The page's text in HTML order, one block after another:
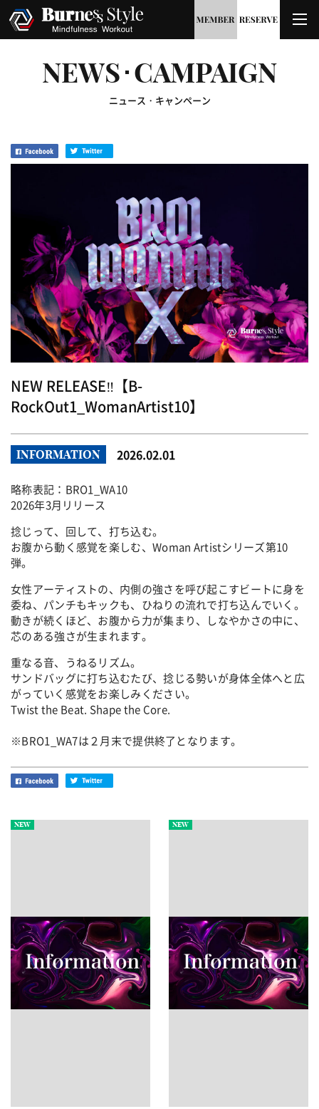
NEWS･CAMPAIGN
ニュース・キャンペーン
NEW RELEASE‼【B-
RockOut1_WomanArtist10】
INFORMATION 2026.02.01
略称表記：BRO1_WA10
2026年3月リリース
捻じって、回して、打ち込む。
お腹から動く感覚を楽しむ、Woman Artistシリーズ第10
弾。
女性アーティストの、内側の強さを呼び起こすビートに身を
委ね、パンチもキックも、ひねりの流れで打ち込んでいく。
動きが続くほど、お腹から力が集まり、しなやかさの中に、
芯のある強さが生まれます。
重なる音、うねるリズム。
サンドバッグに打ち込むたび、捻じる勢いが身体全体へと広
がっていく感覚をお楽しみください。
Twist the Beat. Shape the Core.
※BRO1_WA7は２月末で提供終了となります。
NEW NEW